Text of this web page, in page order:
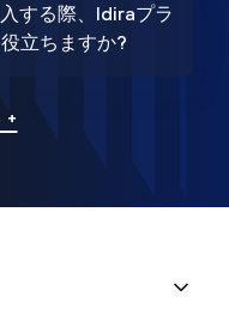
する際、Idiraプラ
立ちますか?
+